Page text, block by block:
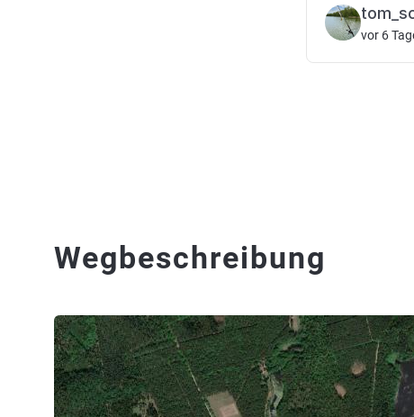
vor 6
Wegbeschreibung